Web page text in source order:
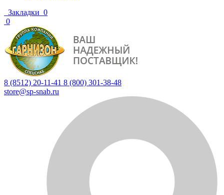
Закладки 0
0
8 (8512) 20-11-41 8 (800) 301-38-48
store@sp-snab.ru